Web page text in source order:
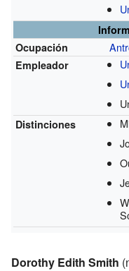
Ocupación
Empleador
Distinciones
Dorothy Edith Smith